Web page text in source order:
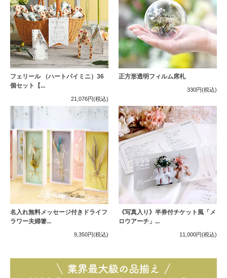
フェリール （ハートパイミニ）36
個セット【...
21,076円(税込)
正方形透明フィルム席札
330円(税込)
名入れ無料メッセージ付きドライフ
ラワー夫婦箸...
9,350円(税込)
《写真入り》半券付チケット風「メ
ロウアーチ」...
11,000円(税込)